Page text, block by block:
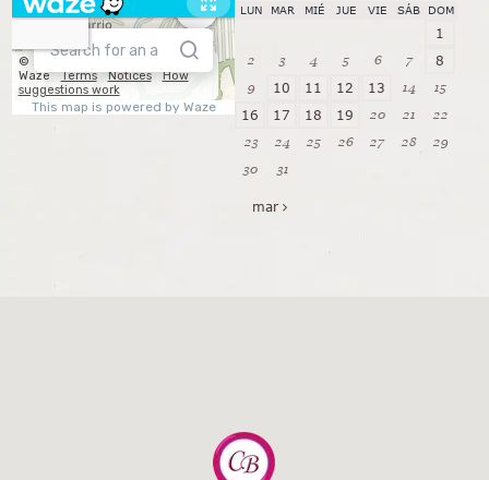
LUN MAR MIÉ JUE VIE SÁB DOM
1
2 3 4 5 6 7 8
9 10 11 12 13 14 15
16 17 18 19 20 21
22
23
24 25 26 27 28
29
30
31
mar